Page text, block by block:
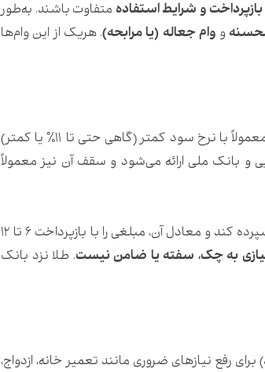
و شرایط استفاده متفاوت باشند. به‌طور
و وام جعاله (یا مرابحه). هریک از این وام‌ها
وام قرض‌الحسنه یکی از رایج‌ترین انواع تسهیلات بر پایه طلاست که معمولاً با نرخ سود کمتر (گاهی حتی تا ۱۱٪ یا کمتر)
و بانک ملی ارائه می‌شود و سقف آن نیز معمولاً
در وام قرض‌الحسنه، فرد باید طلای خود را نزد بانک به‌عنوان وثیقه سپرده کند و معادل آن، مبلغی را با بازپرداخت ۶ تا ۱۲
به چک، سفته یا ضامن نیست. طلا نزد بانک
رفع نیازهای ضروری مانند تعمیر خانه، ازدواج،